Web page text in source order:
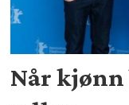
Når kjønn